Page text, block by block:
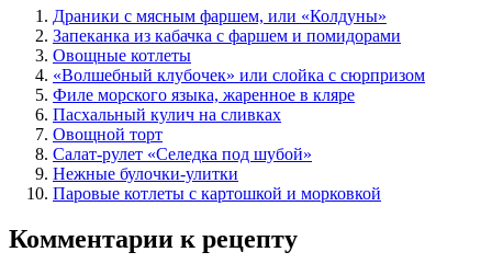
Драники с мясным фаршем, или «Колдуны»
Запеканка из кабачка с фаршем и помидорами
Овощные котлеты
«Волшебный клубочек» или слойка с сюрпризом
Филе морского языка, жаренное в кляре
Пасхальный кулич на сливках
Овощной торт
Салат-рулет «Селедка под шубой»
Нежные булочки-улитки
Паровые котлеты с картошкой и морковкой
Комментарии к рецепту